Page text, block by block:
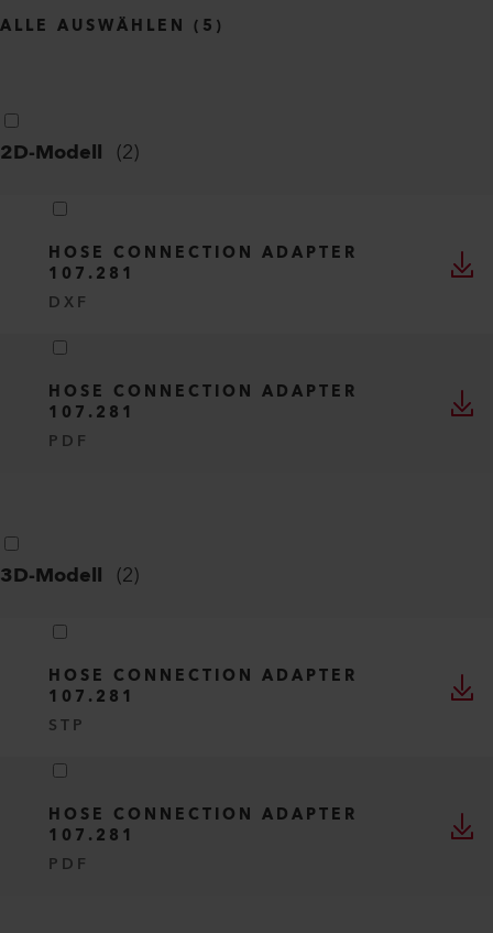
ALLE AUSWÄHLEN ( 5 )
2D-Modell (2)
HOSE CONNECTION ADAPTER
107.281
DXF
HOSE CONNECTION ADAPTER
107.281
PDF
3D-Modell (2)
HOSE CONNECTION ADAPTER
107.281
STP
HOSE CONNECTION ADAPTER
107.281
PDF